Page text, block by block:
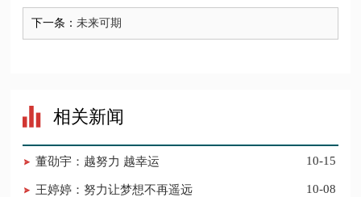
下一条：未来可期
相关新闻
董劭宇：越努力 越幸运 10-15
王婷婷：努力让梦想不再遥远 10-08